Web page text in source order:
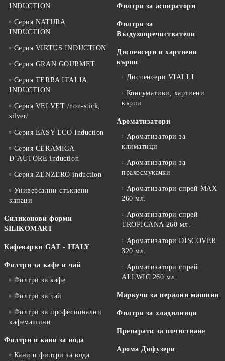
INDUCTION
Серия NATURA
INDUCTION
Серия VIRTUS INDUCTION
Серия GRAN GOURMET
Серия TERRA ITALIA
INDUCTION
Серия VELVET /non-stick,
silver/
Серия EASY ECO Induction
Серия CERAMICA
D`AUTORE induction
Серия ZENZERO induction
Универсални стъклени
капаци
Силиконови форми
SILIKOMART
Кафеварки GAT - ITALY
Филтри за кафе и чай
Филтри за кафе
Филтри за чай
Филтри за професионални
кафемашини
Филтри и кани за вода
Кани и филтри за вода
Филтри за аспиратори
Филтри за
Въздухопречистватели
Диспенсери и хартиени
кърпи
Диспенсери VIALLI
Консумативи, хартиени
кърпи
Ароматизатори
Ароматизатори за
климатици
Ароматизатори за
прахосмукачки
Ароматизатори спрей MAX
260 мл.
Ароматизатори спрей
TROPICANA 260 мл.
Ароматизатори DISCOVER
320 мл.
Ароматизатори спрей
ALLWIC 260 мл.
Маркучи за перални машини
Филтри за хладилници
Препарати за почистване
Арома Дифузери